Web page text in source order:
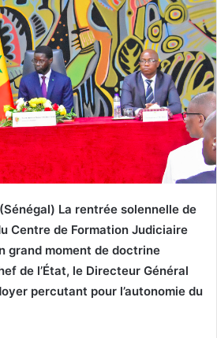
La rentrée solennelle de
Centre de Formation Judiciaire
grand moment de doctrine
de l’État, le Directeur Général
percutant pour l’autonomie du